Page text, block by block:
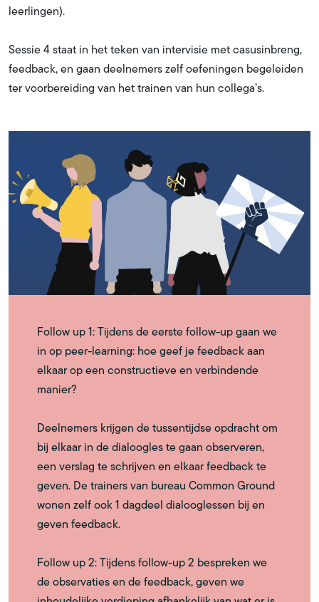
leerlingen).
Sessie 4 staat in het teken van intervisie met casusinbreng,
feedback, en gaan deelnemers zelf oefeningen begeleiden
ter voorbereiding van het trainen van hun collega’s.
Follow up 1: Tijdens de eerste follow-up gaan we
in op peer-learning: hoe geef je feedback aan
elkaar op een constructieve en verbindende
manier?
Deelnemers krijgen de tussentijdse opdracht om
bij elkaar in de dialoogles te gaan observeren,
een verslag te schrijven en elkaar feedback te
geven. De trainers van bureau Common Ground
wonen zelf ook 1 dagdeel dialooglessen bij en
geven feedback.
Follow up 2: Tijdens follow-up 2 bespreken we
de observaties en de feedback, geven we